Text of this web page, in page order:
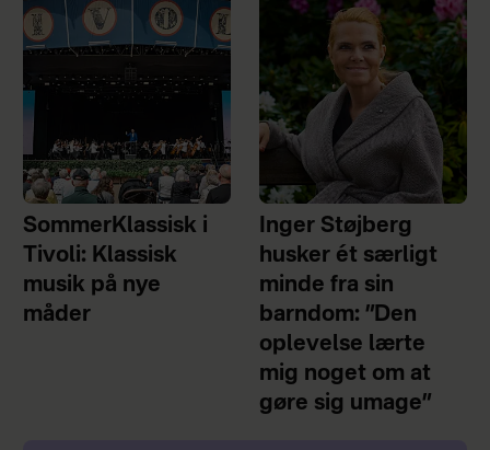
SommerKlassisk i
Tivoli: Klassisk
musik på nye
måder
Inger Støjberg
husker ét særligt
minde fra sin
barndom: ”Den
oplevelse lærte
mig noget om at
gøre sig umage”